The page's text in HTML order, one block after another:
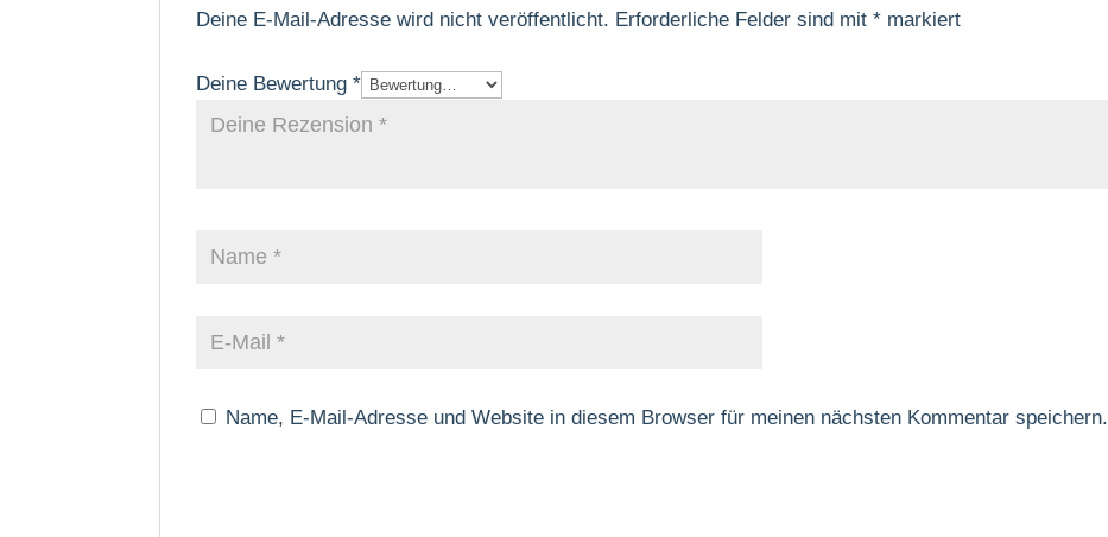
Deine E-Mail-Adresse wird nicht veröffentlicht. Erforderliche Felder sind mit* markiert
Deine Bewertung*
Name, E-Mail-Adresse und Website in diesem Browser für meinen nächsten Kommentar speichern.